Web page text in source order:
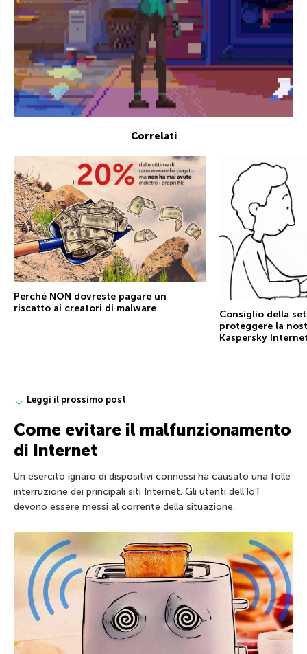
Correlati
Perché NON dovreste pagare un
riscatto ai creatori di malware
Consiglio della
proteggere la
Kaspersky
Leggi il prossimo post
Come evitare il malfunzionamento
di Internet
Un esercito ignaro di dispositivi connessi ha causato una folle
interruzione dei principali siti Internet. Gli utenti dell’IoT
devono essere messi al corrente della situazione.